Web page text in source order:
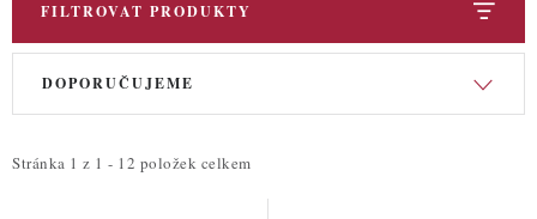
FILTROVAT PRODUKTY
V
i
Stránka 1 z 1 - 12 položek celkem
Ř
e
DOPORUČUJEME